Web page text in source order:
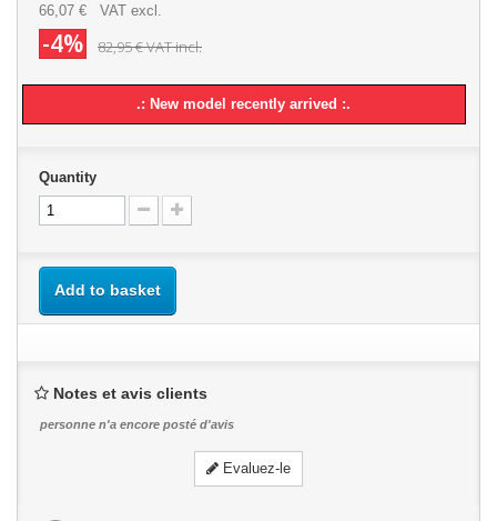
66,07 € VAT excl.
-4% 82,95 €VAT incl.
.: New model recently arrived :.
Quantity
Add to basket
Notes et avis clients
personne n'a encore posté d'avis
Evaluez-le